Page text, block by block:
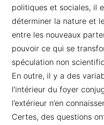
politiques et sociales, il
déterminer la nature et
entre les nouveaux
pouvoir ce qui se
spéculation non
En outre, il y a des
l’intérieur du foyer
l’extérieur n’en
Certes, des questions